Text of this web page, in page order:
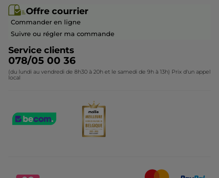
Collection de Noël
Questions & Réponses
Contactez-nous
Devenir franchisé ou gérant
Offre courrier
Commander en ligne
Suivre ou régler ma commande
Service clients
078/05 00 36
(du lundi au vendredi de 8h30 à 20h et le samedi de 9h à 13h) Prix d'un appel
local